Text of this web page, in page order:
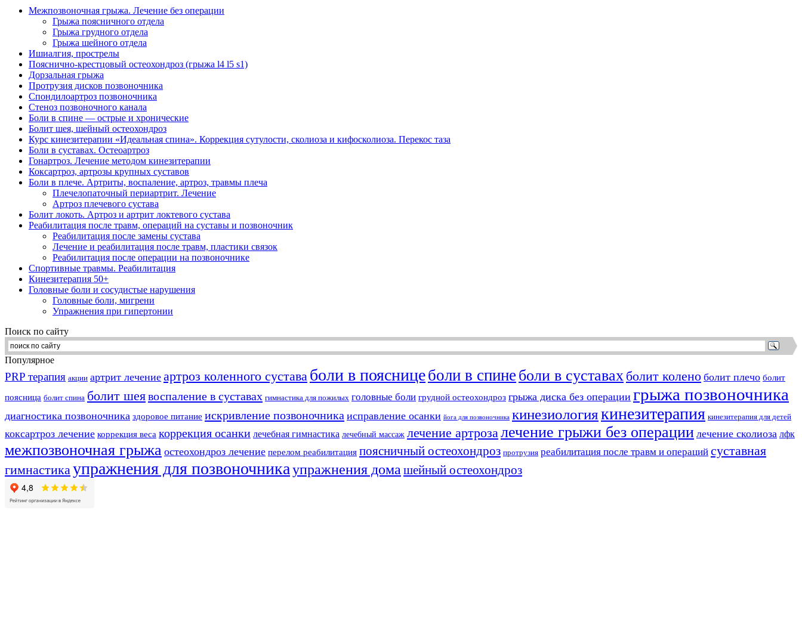
Межпозвоночная грыжа. Лечение без операции
Грыжа поясничного отдела
Грыжа грудного отдела
Грыжа шейного отдела
Ишиалгия, прострелы
Пояснично-крестцовый остеохондроз (грыжа l4 l5 s1)
Дорзальная грыжа
Протрузия дисков позвоночника
Спондилоартроз позвоночника
Стеноз позвоночного канала
Боли в спине — острые и хронические
Болит шея, шейный остеохондроз
Курс кинезитерапии «Идеальная спина». Коррекция сутулости, сколиоза и кифосколиоза. Перекос таза
Боли в суставах. Остеоартроз
Гонартроз. Лечение методом кинезитерапии
Коксартроз, артрозы крупных суставов
Боли в плече. Артриты, воспаление, артроз, травмы плеча
Плечелопаточный периартрит. Лечение
Артроз плечевого сустава
Болит локоть. Артроз и артрит локтевого сустава
Реабилитация после травм, операций на суставы и позвоночник
Реабилитация после замены сустава
Лечение и реабилитация после травм, пластики связок
Реабилитация после операции на позвоночнике
Спортивные травмы. Реабилитация
Кинезитерапия 50+
Головные боли и сосудистые нарушения
Головные боли, мигрени
Упражнения при гипертонии
Поиск по сайту
Популярное
PRP терапия акции артрит лечение артроз коленного сустава боли в поясницеболи в спине боли в суставах болит колено болит плечо болит
поясница болит спина болит шеявоспаление в суставах гимнастика для пожилых головные боли грудной остеохондроз грыжа диска без операции грыжа позвоночника
диагностика позвоночника здоровое питание искривление позвоночника исправление осанки йога для позвоночника кинезиологиякинезитерапия кинезитерапия для детей
коксартроз лечение коррекция веса коррекция осанки лечебная гимнастика лечебный массаж лечение артрозалечение грыжи без операции лечение сколиоза лфк
межпозвоночная грыжа остеохондроз лечение перелом реабилитация поясничный остеохондроз протрузия реабилитация после травм и операций суставная
гимнастикаупражнения для позвоночникаупражнения дома шейный остеохондроз